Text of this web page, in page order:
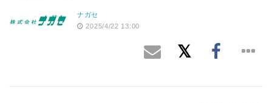
ナガセ
2025/4/22 13:00